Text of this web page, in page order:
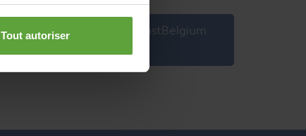
Tout autoriser
Proposer un article sur EastBelgium